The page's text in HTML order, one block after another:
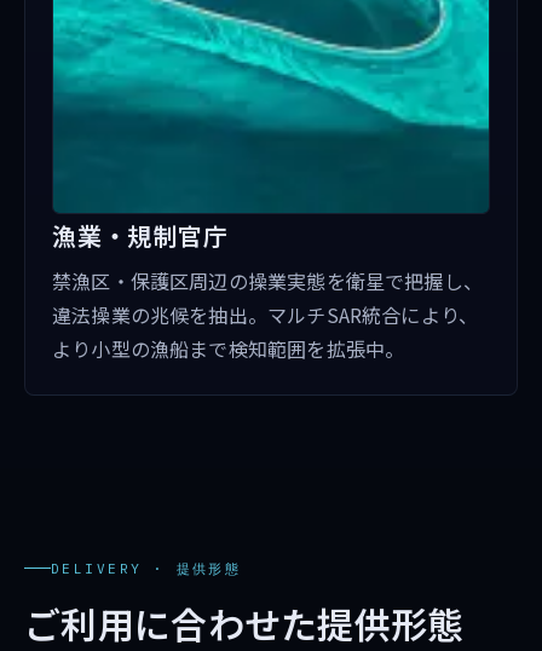
漁業・規制官庁
禁漁区・保護区周辺の操業実態を衛星で把握し、
違法操業の兆候を抽出。マルチSAR統合により、
より小型の漁船まで検知範囲を拡張中。
DELIVERY · 提供形態
ご利用に合わせた提供形態